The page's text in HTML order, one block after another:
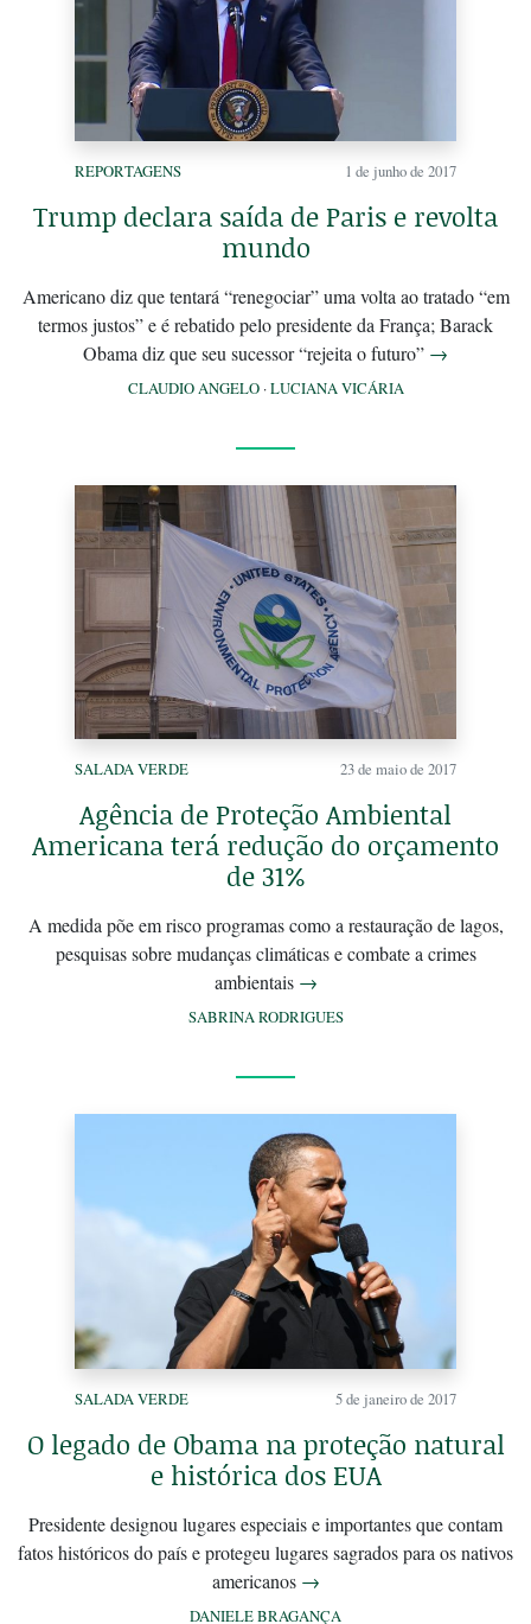
REPORTAGENS 1 de junho de 2017
Trump declara saída de Paris e revolta
mundo
Americano diz que tentará “renegociar” uma volta ao tratado “em
termos justos” e é rebatido pelo presidente da França; Barack
Obama diz que seu sucessor “rejeita o futuro” →
CLAUDIO ANGELO·LUCIANA VICÁRIA
SALADA VERDE 23 de maio de 2017
Agência de Proteção Ambiental
Americana terá redução do orçamento
de 31%
A medida põe em risco programas como a restauração de lagos,
pesquisas sobre mudanças climáticas e combate a crimes
ambientais →
SABRINA RODRIGUES
SALADA VERDE 5 de janeiro de 2017
O legado de Obama na proteção natural
e histórica dos EUA
Presidente designou lugares especiais e importantes que contam
fatos históricos do país e protegeu lugares sagrados para os nativos
americanos →
DANIELE BRAGANÇA